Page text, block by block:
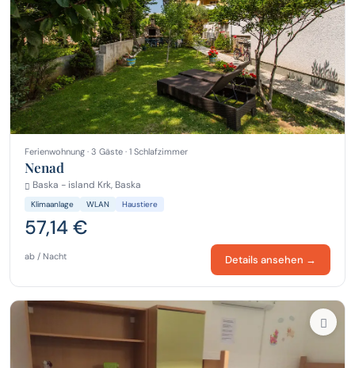
Ferienwohnung · 3 Gäste · 1 Schlafzimmer
Nenad
Baska - island Krk, Baska
Klimaanlage WLAN Haustiere
57,14 €
ab / Nacht Details ansehen →